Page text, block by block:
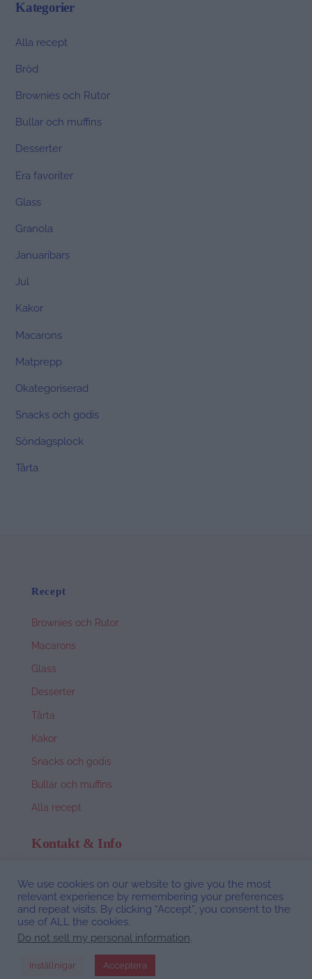
Kategorier
Alla recept
Bröd
Brownies och Rutor
Bullar och muffins
Desserter
Era favoriter
Glass
Granola
Januaribars
Jul
Kakor
Macarons
Matprepp
Okategoriserad
Snacks och godis
Söndagsplock
Tårta
Recept
Brownies och Rutor
Macarons
Glass
Desserter
Tårta
Kakor
Snacks och godis
Bullar och muffins
Alla recept
Kontakt & Info
hej@ninacederholm.se
Privacy Policy
©Webbdesign avStudio Isla
We use cookies on our website to give you the most
relevant experience by remembering your preferences
and repeat visits. By clicking “Accept”, you consent to the
use of ALL the cookies.
Do not sell my personal information
Inställnigar Acceptera